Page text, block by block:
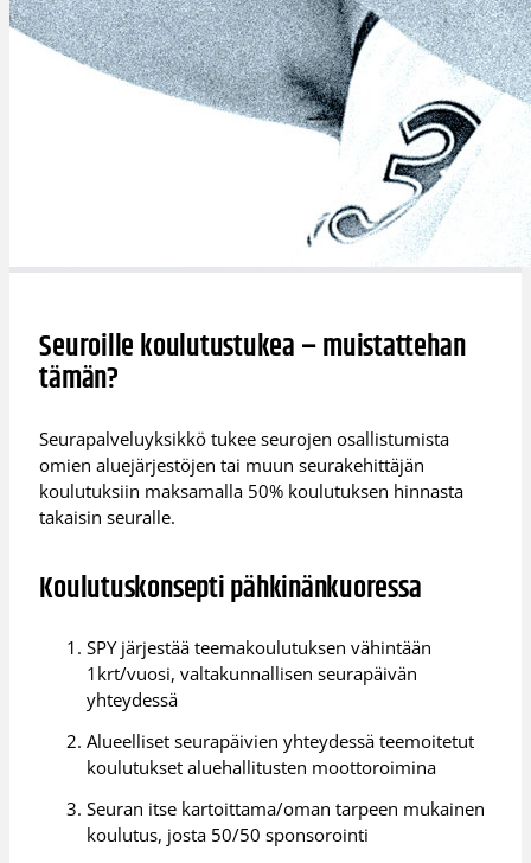
Seuroille koulutustukea – muistattehan
tämän?
Seurapalveluyksikkö tukee seurojen osallistumista
omien aluejärjestöjen tai muun seurakehittäjän
koulutuksiin maksamalla 50% koulutuksen hinnasta
takaisin seuralle.
Koulutuskonsepti pähkinänkuoressa
SPY järjestää teemakoulutuksen vähintään
1krt/vuosi, valtakunnallisen seurapäivän
yhteydessä
Alueelliset seurapäivien yhteydessä teemoitetut
koulutukset aluehallitusten moottoroimina
Seuran itse kartoittama/oman tarpeen mukainen
koulutus, josta 50/50 sponsorointi